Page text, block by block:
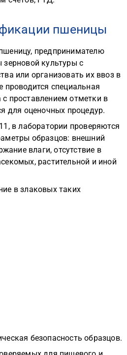
пшеницы
предпринимателю
культуры с
или организовать их ввоз в
специальная
проставлением отметки в
для оценочных процедур.
в лаборатории проверяются
образцов: внешний
влаги, отсутствие в
растительной и иной
в злаковых таких
безопасность образцов.